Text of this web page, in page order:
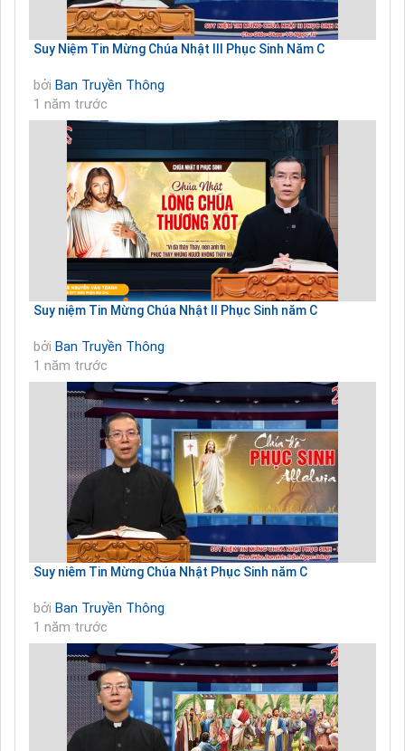
Suy Niệm Tin Mừng Chúa Nhật III Phục Sinh Năm C
bởi Ban Truyền Thông
1 năm trước
Suy niệm Tin Mừng Chúa Nhật II Phục Sinh năm C
bởi Ban Truyền Thông
1 năm trước
Suy niêm Tin Mừng Chúa Nhật Phục Sinh năm C
bởi Ban Truyền Thông
1 năm trước